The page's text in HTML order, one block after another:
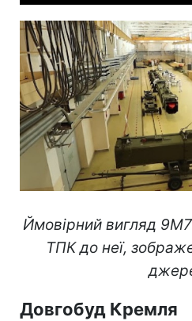
Ймовірний вигляд
ТПК до неї,
Довгобуд Кремля